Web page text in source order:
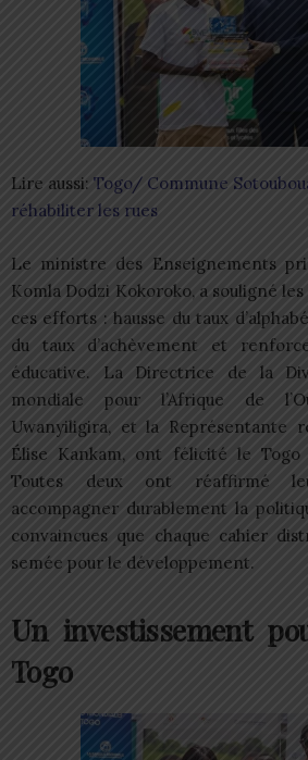
Lire aussi: Togo/ Commune
réhabiliter les rues
Le ministre des Enseignements
Komla Dodzi Kokoroko, a souligné les
ces efforts : hausse du taux
du taux d’achèvement et
éducative. La Directrice de la
mondiale pour l’Afrique de
Uwanyiligira, et la Représentante
Élise Kankam, ont félicité le
Toutes deux ont réaffirmé
accompagner durablement la
convaincues que chaque cahier
semée pour le développement.
Un investissement
Togo